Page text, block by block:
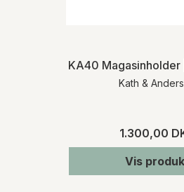
KA40 Magasinholder
Kath &
1.300,00
Vis